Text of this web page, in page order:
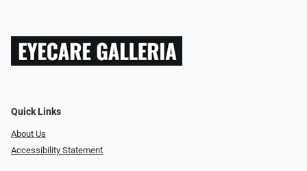
Quick Links
About Us
Accessibility Statement